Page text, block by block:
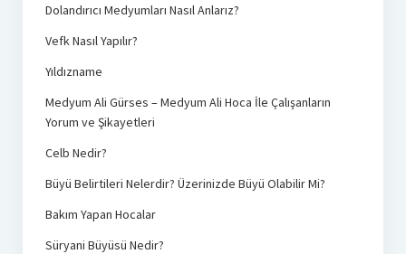
Dolandırıcı Medyumları Nasıl Anlarız?
Vefk Nasıl Yapılır?
Yıldızname
Medyum Ali Gürses – Medyum Ali Hoca İle Çalışanların
Yorum ve Şikayetleri
Celb Nedir?
Büyü Belirtileri Nelerdir? Üzerinizde Büyü Olabilir Mi?
Bakım Yapan Hocalar
Süryani Büyüsü Nedir?